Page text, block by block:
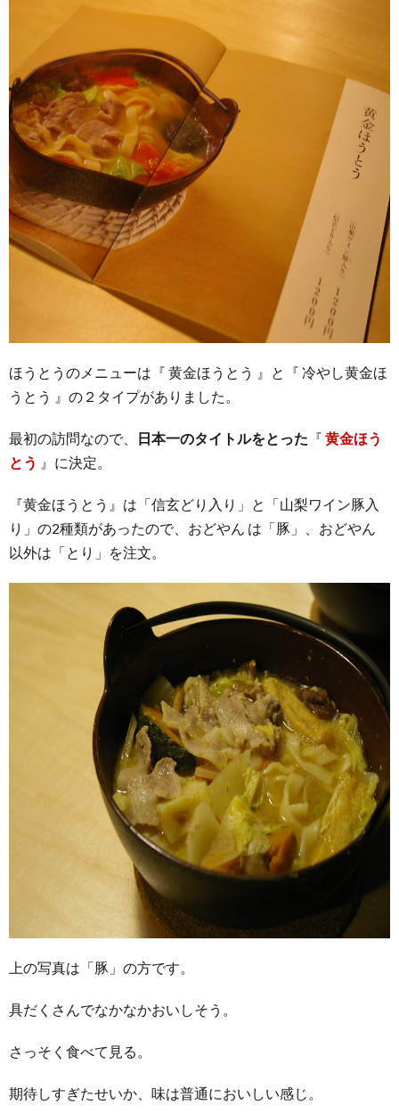
ほうとうのメニューは『 黄金ほうとう 』と『 冷やし黄金ほ
うとう 』の２タイプがありました。
最初の訪問なので、 日本一のタイトルをとった 『 黄金ほう
とう 』に決定。
『黄金ほうとう』は「信玄どり入り」と「山梨ワイン豚入
り」の2種類があったので、おどやん は「豚」、おどやん
以外は「とり」を注文。
上の写真は「豚」の方です。
具だくさんでなかなかおいしそう。
さっそく食べて見る。
期待しすぎたせいか、味は普通においしい感じ。